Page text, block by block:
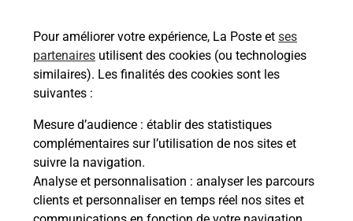
Pour améliorer votre expérience, La Poste et ses
partenaires utilisent des cookies (ou technologies
similaires). Les finalités des cookies sont les
suivantes :
Mesure d’audience : établir des statistiques
complémentaires sur l’utilisation de nos sites et
suivre la navigation.
Analyse et personnalisation : analyser les parcours
clients et personnaliser en temps réel nos sites et
La Poste
en ligne
Ouvert 24h/24
En savoir plus
Recherchez un autre point de contact